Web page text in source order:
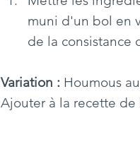
muni d'un bol en
de la consistance
Variation : Houmous
Ajouter à la recette de